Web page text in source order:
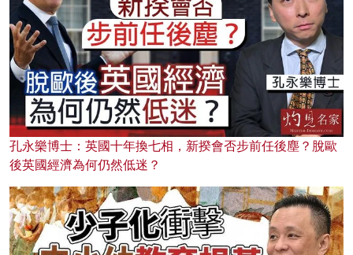
孔永樂博士：英國十年換七相，新揆會否步前任後塵？脫歐
後英國經濟為何仍然低迷？